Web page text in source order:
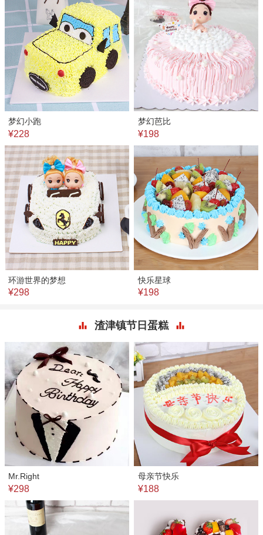
梦幻小跑
¥228
梦幻芭比
¥198
环游世界的梦想
¥298
快乐星球
¥198
渣津镇节日蛋糕
Mr.Right
¥298
母亲节快乐
¥188